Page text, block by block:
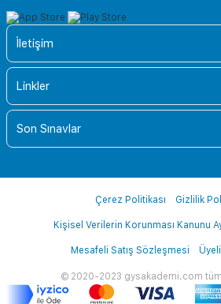
İletişim
Linkler
Son Sınavlar
© 2020-2023 gysakademi.com tüm
Çerez Politikası Gizlilik
Kişisel Verilerin Korunması Kanunu
Mesafeli Satış Sözleşmesi